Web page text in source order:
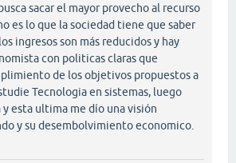
sacar el mayor provecho al recurso
es lo que la sociedad tiene que saber
ingresos son más reducidos y hay
con politicas claras que
de los objetivos propuestos a
Tecnologia en sistemas, luego
esta ultima me dío una visión
y su desembolvimiento economico.